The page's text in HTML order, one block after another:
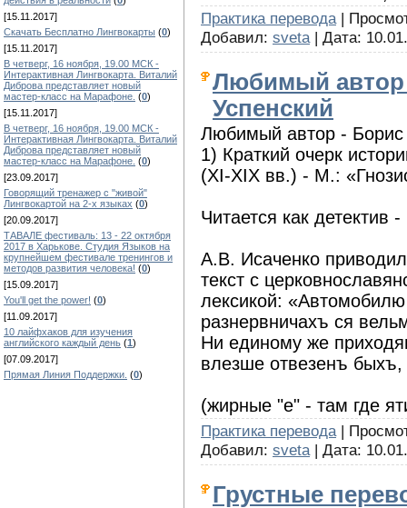
[15.11.2017]
Скачать Бесплатно Лингвокарты (0)
[15.11.2017]
В четверг, 16 ноября, 19.00 МСК -
Интерактивная Лингвокарта. Виталий
Диброва представляет новый
мастер-класс на Марафоне. (0)
[15.11.2017]
В четверг, 16 ноября, 19.00 МСК -
Интерактивная Лингвокарта. Виталий
Диброва представляет новый
мастер-класс на Марафоне. (0)
[23.09.2017]
Говорящий тренажер с "живой"
Лингвокартой на 2-х языках (0)
[20.09.2017]
ТАВАЛЕ фестиваль: 13 - 22 октября
2017 в Харькове. Студия Языков на
крупнейшем фестивале тренингов и
методов развития человека! (0)
[15.09.2017]
You'll get the power! (0)
[11.09.2017]
10 лайфхаков для изучения
английского каждый день (1)
[07.09.2017]
Прямая Линия Поддержки. (0)
Практика перевода |
Добавил: sveta | Дата:
Любимый автор
Успенский
Любимый автор - Борис
1) Краткий очерк
(ХІ-ХІХ вв.) - M.:
Читается как детектив
A.B. Исаченко
текст с
лексикой:
разнервничахъ ся
Ни единому же
влезше отвезенъ
(жирные "е" - там где
Практика перевода |
Добавил: sveta | Дата:
Грустные